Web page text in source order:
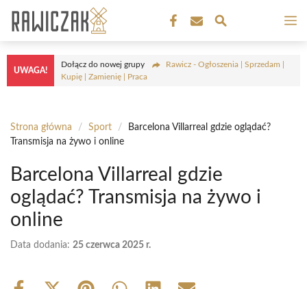
treści
UWAGA!
Dołącz do nowej grupy
Rawicz - Ogłoszenia | Sprzedam |
Kupię | Zamienię | Praca
Strona główna / Sport /
Barcelona Villarreal gdzie oglądać?
Transmisja na żywo i online
Barcelona Villarreal gdzie
oglądać? Transmisja na żywo i
online
Data dodania: 25 czerwca 2025 r.